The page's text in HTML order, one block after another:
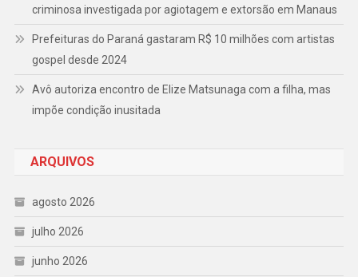
criminosa investigada por agiotagem e extorsão em Manaus
Prefeituras do Paraná gastaram R$ 10 milhões com artistas
gospel desde 2024
Avô autoriza encontro de Elize Matsunaga com a filha, mas
impõe condição inusitada
ARQUIVOS
agosto 2026
julho 2026
junho 2026